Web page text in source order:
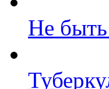
Не быть